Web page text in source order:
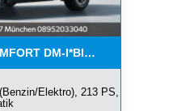
DM-I*BIS
Elektro), 213 PS,